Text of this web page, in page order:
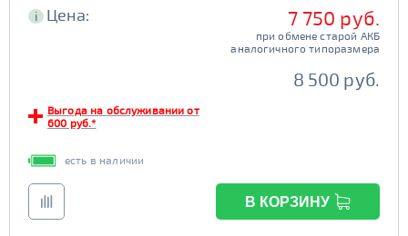
i Цена: 7 750 руб.
при обмене старой АКБ
аналогичного типоразмера
8 500 руб.
Выгода на обслуживании от
600 руб.*
есть в наличии
В КОРЗИНУ